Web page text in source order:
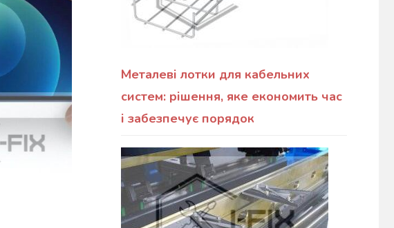
Металеві лотки для кабельних
систем: рішення, яке економить час
і забезпечує порядок